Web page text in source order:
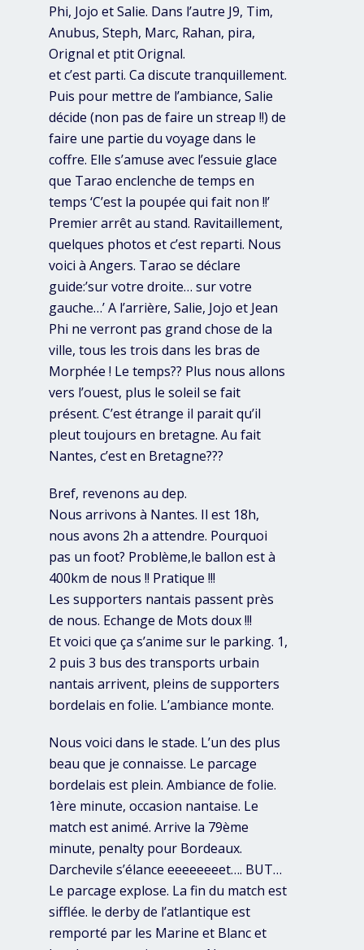
Phi, Jojo et Salie. Dans l’autre J9, Tim,
Anubus, Steph, Marc, Rahan, pira,
Orignal et ptit Orignal.
et c’est parti. Ca discute tranquillement.
Puis pour mettre de l’ambiance, Salie
décide (non pas de faire un streap !!) de
faire une partie du voyage dans le
coffre. Elle s’amuse avec l’essuie glace
que Tarao enclenche de temps en
temps ‘C’est la poupée qui fait non !!’
Premier arrêt au stand. Ravitaillement,
quelques photos et c’est reparti. Nous
voici à Angers. Tarao se déclare
guide:’sur votre droite… sur votre
gauche…’ A l’arrière, Salie, Jojo et Jean
Phi ne verront pas grand chose de la
ville, tous les trois dans les bras de
Morphée ! Le temps?? Plus nous allons
vers l’ouest, plus le soleil se fait
présent. C’est étrange il parait qu’il
pleut toujours en bretagne. Au fait
Nantes, c’est en Bretagne???
Bref, revenons au dep.
Nous arrivons à Nantes. Il est 18h,
nous avons 2h a attendre. Pourquoi
pas un foot? Problème,le ballon est à
400km de nous !! Pratique !!!
Les supporters nantais passent près
de nous. Echange de Mots doux !!!
Et voici que ça s’anime sur le parking. 1,
2 puis 3 bus des transports urbain
nantais arrivent, pleins de supporters
bordelais en folie. L’ambiance monte.
Nous voici dans le stade. L’un des plus
beau que je connaisse. Le parcage
bordelais est plein. Ambiance de folie.
1ère minute, occasion nantaise. Le
match est animé. Arrive la 79ème
minute, penalty pour Bordeaux.
Darchevile s’élance eeeeeeeet…. BUT…
Le parcage explose. La fin du match est
sifflée. le derby de l’atlantique est
remporté par les Marine et Blanc et